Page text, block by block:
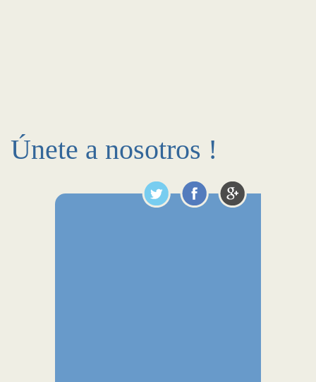
Únete a nosotros !